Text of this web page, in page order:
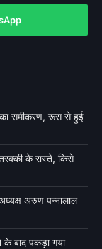
का समीकरण, रूस से हुई
के रास्ते, किसे
अरुण पन्नालाल
के बाद पकड़ा गया